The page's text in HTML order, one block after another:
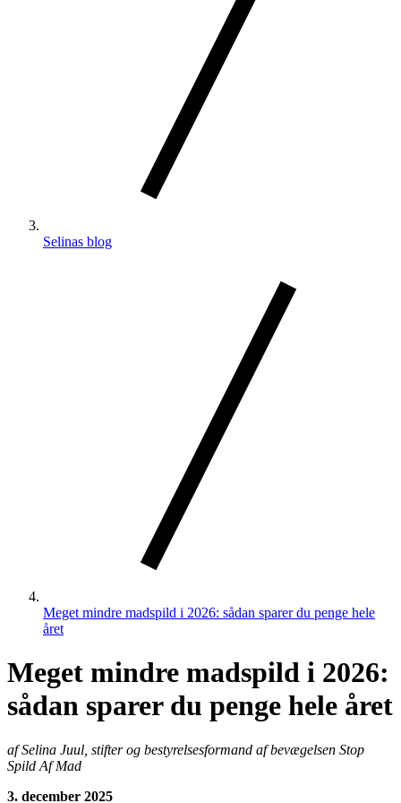
Selinas blog
Meget mindre madspild i 2026: sådan sparer du penge hele
året
Meget mindre madspild i 2026:
sådan sparer du penge hele året
af Selina Juul, stifter og bestyrelsesformand af bevægelsen Stop
Spild Af Mad
3. december 2025